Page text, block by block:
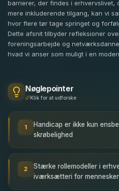
barrierer, der findes i erhvervslivet,
mere inkluderende tilgang, kan vi
hvor flere tør tage springet og
Dette afsnit tilbyder refleksioner
foreningsarbejde og
hvad vi anser som muligt i en
Nøglepointer
Klik for at udforske
1
Handicap er ikke kun
skrøbelighed
2
Stærke rollemodeller i
iværksætteri for mennesker